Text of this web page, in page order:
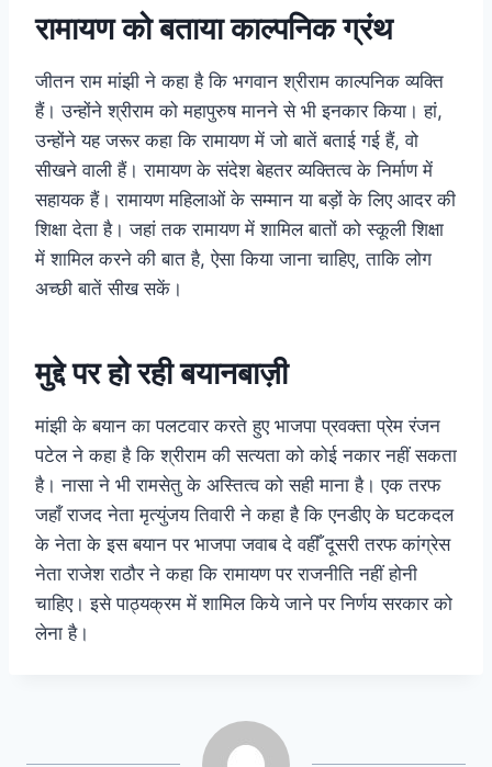
रामायण को बताया काल्पनिक ग्रंथ
जीतन राम मांझी ने कहा है कि भगवान श्रीराम काल्पनिक व्‍यक्ति
हैं। उन्‍होंने श्रीराम को महापुरुष मानने से भी इनकार किया। हां,
उन्‍होंने यह जरूर कहा कि रामायण में जो बातें बताई गई हैं, वो
सीखने वाली हैं। रामायण के संदेश बेहतर व्यक्तित्व के निर्माण में
सहायक हैं। रामायण महिलाओं के सम्मान या बड़ों के लिए आदर की
शिक्षा देता है। जहां तक रामायण में शामिल बातों को स्‍कूली शिक्षा
में शामिल करने की बात है, ऐसा किया जाना चाहिए, ताकि लोग
अच्छी बातें सीख सकें।
मुद्दे पर हो रही बयानबाज़ी
मांझी के बयान का पलटवार करते हुए भाजपा प्रवक्ता प्रेम रंजन
पटेल ने कहा है कि श्रीराम की सत्यता को कोई नकार नहीं सकता
है। नासा ने भी रामसेतु के अस्तित्व को सही माना है। एक तरफ
जहाँ राजद नेता मृत्युंजय तिवारी ने कहा है कि एनडीए के घटकदल
के नेता के इस बयान पर भाजपा जवाब दे वहीँ दूसरी तरफ कांग्रेस
नेता राजेश राठौर ने कहा कि रामायण पर राजनीति नहीं होनी
चाहिए। इसे पाठ्यक्रम में शामिल किये जाने पर निर्णय सरकार को
लेना है।